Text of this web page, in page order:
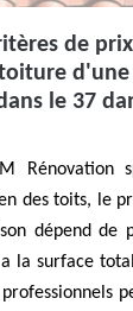
de
le 37
Rénovation
des toits, le
dépend de
la surface